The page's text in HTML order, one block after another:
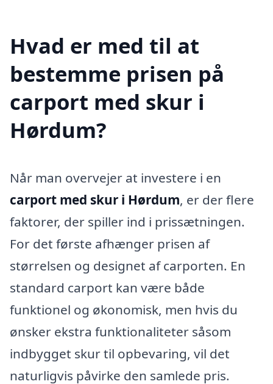
Hvad er med til at
bestemme prisen på
carport med skur i
Hørdum?
Når man overvejer at investere i en
carport med skur i Hørdum, er der flere
faktorer, der spiller ind i prissætningen.
For det første afhænger prisen af
størrelsen og designet af carporten. En
standard carport kan være både
funktionel og økonomisk, men hvis du
ønsker ekstra funktionaliteter såsom
indbygget skur til opbevaring, vil det
naturligvis påvirke den samlede pris.